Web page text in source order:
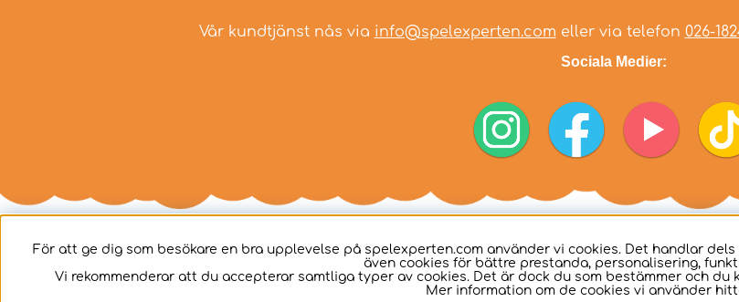
Vår kundtjänst nås via info@spelexperten.com eller via telefon 026-
Sociala Medier:
För att ge dig som besökare en bra upplevelse på spelexperten.com använder vi cookies. Det handlar
även cookies för bättre prestanda, personalisering,
Vi rekommenderar att du accepterar samtliga typer av cookies. Det är dock du som bestämmer och
Mer information om de cookies vi använder